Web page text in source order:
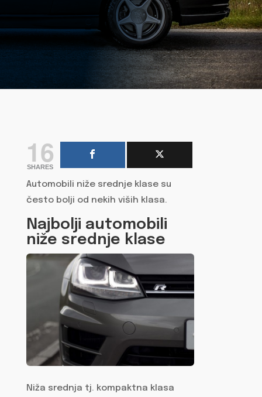
16
SHARES
Automobili niže srednje klase su
često bolji od nekih viših klasa.
Najbolji automobili
niže srednje klase
Niža srednja tj. kompaktna klasa